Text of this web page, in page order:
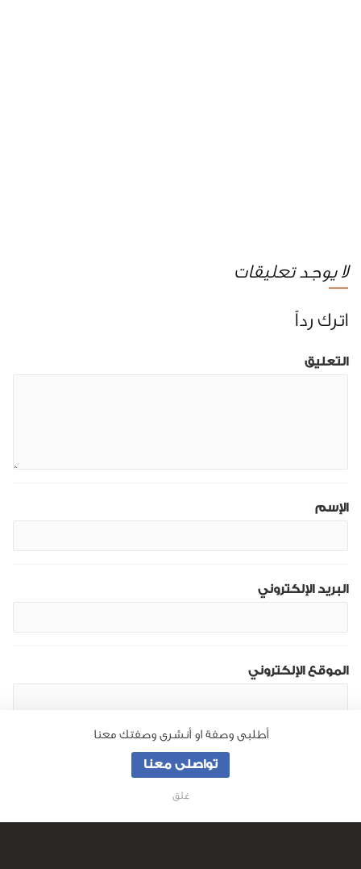
أطلبى وصفة او أنشرى وصفتك معنا
تواصلى معنا
غلق
لا يوجد تعليقات
اترك رداً
التعليق
الإسم
البريد الإلكتروني
الموقع الإلكتروني